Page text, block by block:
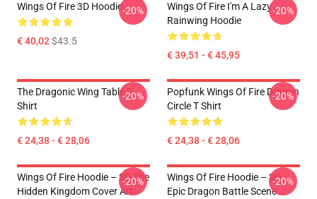
Wings Of Fire 3D Hoodie
€ 40,02$43.5
-20%
Wings Of Fire I'm A Lazy
Rainwing Hoodie
€ 39,51 - € 45,95
-20%
The Dragonic Wing Table T-
Shirt
€ 24,38 - € 28,06
-20%
Popfunk Wings Of Fire Dragon
Circle T Shirt
€ 24,38 - € 28,06
-20%
Wings Of Fire Hoodie – 3D The
Hidden Kingdom Cover Art
-20%
Wings Of Fire Hoodie – 3D
Epic Dragon Battle Scene
-20%